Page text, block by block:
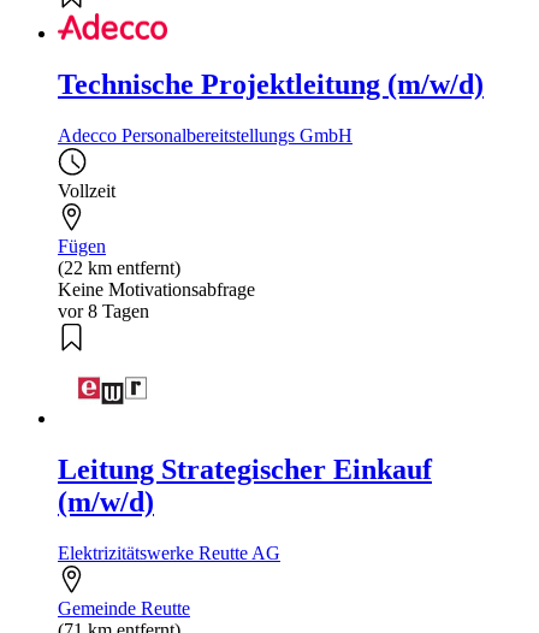
Technische Projektleitung (m/w/d)
Adecco Personalbereitstellungs GmbH
Vollzeit
Fügen
(22 km entfernt)
Keine Motivationsabfrage
vor 8 Tagen
Leitung Strategischer Einkauf
(m/w/d)
Elektrizitätswerke Reutte AG
Gemeinde Reutte